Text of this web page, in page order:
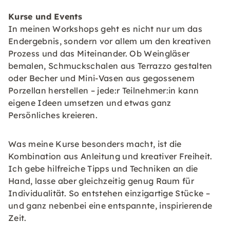
Kurse und Events
In meinen Workshops geht es nicht nur um das
Endergebnis, sondern vor allem um den kreativen
Prozess und das Miteinander. Ob Weingläser
bemalen, Schmuckschalen aus Terrazzo gestalten
oder Becher und Mini-Vasen aus gegossenem
Porzellan herstellen – jede:r Teilnehmer:in kann
eigene Ideen umsetzen und etwas ganz
Persönliches kreieren.
Was meine Kurse besonders macht, ist die
Kombination aus Anleitung und kreativer Freiheit.
Ich gebe hilfreiche Tipps und Techniken an die
Hand, lasse aber gleichzeitig genug Raum für
Individualität. So entstehen einzigartige Stücke –
und ganz nebenbei eine entspannte, inspirierende
Zeit.